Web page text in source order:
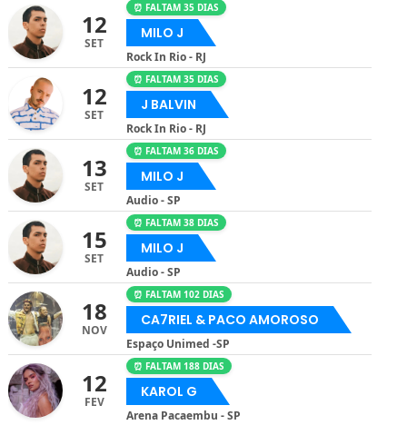
12
SET
⏰ FALTAM 35 DIAS
MILO J
Rock In Rio - RJ
12
SET
⏰ FALTAM 35 DIAS
J BALVIN
Rock In Rio - RJ
13
SET
⏰ FALTAM 36 DIAS
MILO J
Audio - SP
15
SET
⏰ FALTAM 38 DIAS
MILO J
Audio - SP
18
NOV
⏰ FALTAM 102 DIAS
CA7RIEL & PACO AMOROSO
Espaço Unimed -SP
12
FEV
⏰ FALTAM 188 DIAS
KAROL G
Arena Pacaembu - SP